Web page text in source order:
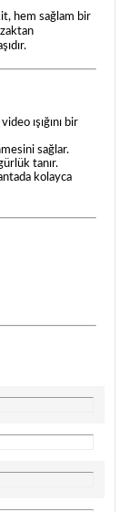
hem sağlam bir
ışığını bir
sağlar.
tanır.
kolayca